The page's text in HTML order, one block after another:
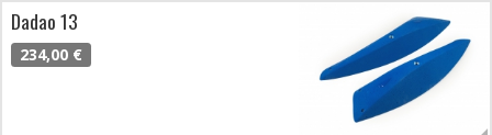
Dadao 13
234,00 €